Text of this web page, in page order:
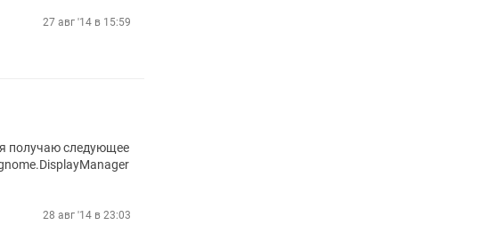
27 авг '14 в 15:59
получаю следующее
28 авг '14 в 23:03